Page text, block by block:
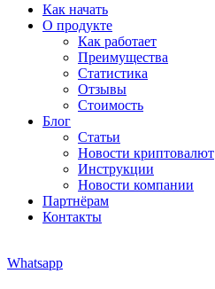
Как начать
О продукте
Как работает
Преимущества
Статистика
Отзывы
Стоимость
Блог
Статьи
Новости криптовалют
Инструкции
Новости компании
Партнёрам
Контакты
Whatsapp